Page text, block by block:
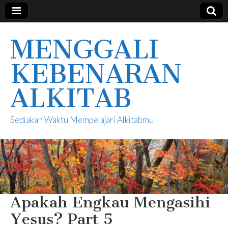
MENGGALI
KEBENARAN
ALKITAB
Sediakan Waktu Mempelajari Alkitabmu
Apakah Engkau Mengasihi
Yesus? Part 5